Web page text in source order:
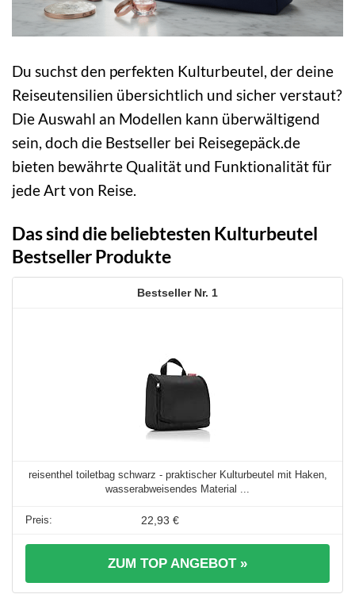
Du suchst den perfekten Kulturbeutel, der deine
Reiseutensilien übersichtlich und sicher verstaut?
Die Auswahl an Modellen kann überwältigend
sein, doch die Bestseller bei Reisegepäck.de
bieten bewährte Qualität und Funktionalität für
jede Art von Reise.
Das sind die beliebtesten Kulturbeutel
Bestseller Produkte
1
reisenthel toiletbag schwarz - praktischer Kulturbeutel mit Haken,
wasserabweisendes Material ...
22,93 €
ZUM TOP ANGEBOT »